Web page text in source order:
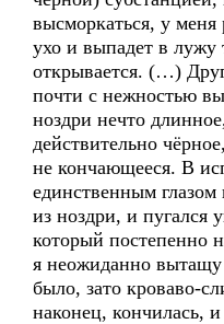
высморкаться, у меня
ухо и выпадет в лужу
открывается. (…)
почти с нежностью
ноздри нечто
действительно
не кончающееся. В
единственным глазом
из ноздри, и пугался
который постепенно
я неожиданно вытащу
было, зато кроваво-
наконец, кончилась,